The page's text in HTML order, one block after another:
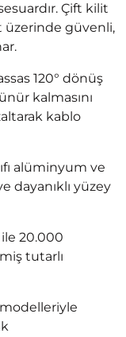
Çift kilit
üzerinde güvenli,
120° dönüş
kalmasını
kablo
alüminyum ve
dayanıklı yüzey
20.000
tutarlı